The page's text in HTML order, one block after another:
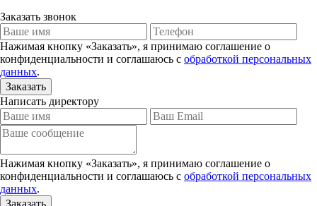
Заказать звонок
Нажимая кнопку «Заказать», я принимаю соглашение о
конфиденциальности и соглашаюсь с обработкой персональных
данных.
Написать директору
Нажимая кнопку «Заказать», я принимаю соглашение о
конфиденциальности и соглашаюсь с обработкой персональных
данных.